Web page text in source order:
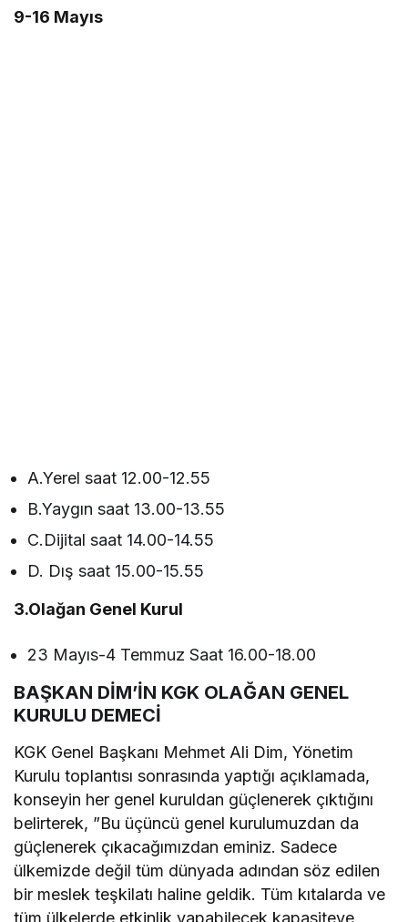
9-16 Mayıs
A.Yerel saat 12.00-12.55
B.Yaygın saat 13.00-13.55
C.Dijital saat 14.00-14.55
D. Dış saat 15.00-15.55
3.Olağan Genel Kurul
23 Mayıs-4 Temmuz Saat 16.00-18.00
BAŞKAN DİM’İN KGK OLAĞAN GENEL
KURULU DEMECİ
KGK Genel Başkanı Mehmet Ali Dim, Yönetim
Kurulu toplantısı sonrasında yaptığı açıklamada,
konseyin her genel kuruldan güçlenerek çıktığını
belirterek, ”Bu üçüncü genel kurulumuzdan da
güçlenerek çıkacağımızdan eminiz. Sadece
ülkemizde değil tüm dünyada adından söz edilen
bir meslek teşkilatı haline geldik. Tüm kıtalarda ve
tüm ülkelerde etkinlik yapabilecek kapasiteye